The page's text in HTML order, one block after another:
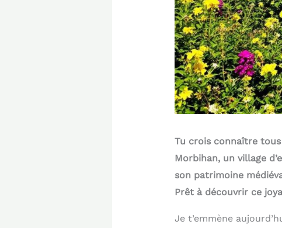
Tu crois connaître
Morbihan, un village
son patrimoine
Prêt à découvrir ce
Je t’emmène